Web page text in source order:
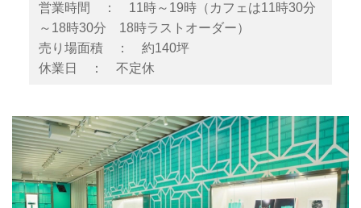
営業時間 ： 11時～19時（カフェは11時30分
～18時30分 18時ラストオーダー）
売り場面積 ： 約140坪
休業日 ： 不定休